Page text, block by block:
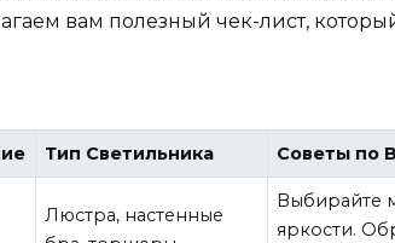
вам полезный чек-лист,
Тип Светильника Советы по
Люстра, настенные
Выбирайте
яркости.